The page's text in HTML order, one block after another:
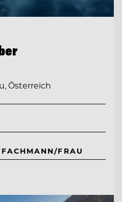
Österreich
FRAU